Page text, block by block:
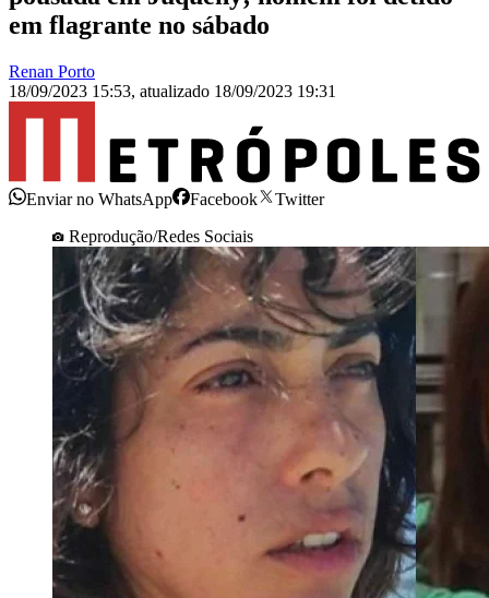
em flagrante no sábado
Renan Porto
18/09/2023 15:53, atualizado 18/09/2023 19:31
Enviar no WhatsApp Facebook
Twitter
Reprodução/Redes Sociais